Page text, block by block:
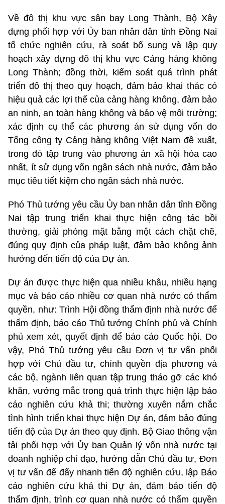
Về đô thị khu vực sân bay Long Thành, Bộ Xây
dựng phối hợp với Ủy ban nhân dân tỉnh Đồng Nai
tổ chức nghiên cứu, rà soát bổ sung và lập quy
hoạch xây dựng đô thị khu vực Cảng hàng không
Long Thành; đồng thời, kiểm soát quá trình phát
triển đô thị theo quy hoạch, đảm bảo khai thác có
hiệu quả các lợi thế của cảng hàng không, đảm bảo
an ninh, an toàn hàng không và bảo vệ môi trường;
xác định cụ thể các phương án sử dụng vốn do
Tổng công ty Cảng hàng không Việt Nam đề xuất,
trong đó tập trung vào phương án xã hội hóa cao
nhất, ít sử dụng vốn ngân sách nhà nước, đảm bảo
mục tiêu tiết kiệm cho ngân sách nhà nước.
Phó Thủ tướng yêu cầu Ủy ban nhân dân tỉnh Đồng
Nai tập trung triển khai thực hiện công tác bồi
thường, giải phóng mặt bằng một cách chặt chẽ,
đúng quy định của pháp luật, đảm bảo không ảnh
hưởng đến tiến độ của Dự án.
Dự án được thực hiện qua nhiều khâu, nhiều hạng
mục và báo cáo nhiều cơ quan nhà nước có thẩm
quyền, như: Trình Hội đồng thẩm định nhà nước để
thẩm định, báo cáo Thủ tướng Chính phủ và Chính
phủ xem xét, quyết định để báo cáo Quốc hội. Do
vậy, Phó Thủ tướng yêu cầu Đơn vị tư vấn phối
hợp với Chủ đầu tư, chính quyền địa phương và
các bộ, ngành liên quan tập trung tháo gỡ các khó
khăn, vướng mắc trong quá trình thực hiện lập báo
cáo nghiên cứu khả thi; thường xuyên nắm chắc
tình hình triển khai thực hiện Dự án, đảm bảo đúng
tiến độ của Dự án theo quy định. Bộ Giao thông vận
tải phối hợp với Ủy ban Quản lý vốn nhà nước tại
doanh nghiệp chỉ đạo, hướng dẫn Chủ đầu tư, Đơn
vị tư vấn để đẩy nhanh tiến độ nghiên cứu, lập Báo
cáo nghiên cứu khả thi Dự án, đảm bảo tiến độ
thẩm định, trình cơ quan nhà nước có thẩm quyền